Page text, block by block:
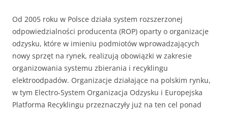
Od 2005 roku w Polsce działa system rozszerzonej
odpowiedzialności producenta (ROP) oparty o organizacje
odzysku, które w imieniu podmiotów wprowadzających
nowy sprzęt na rynek, realizują obowiązki w zakresie
organizowania systemu zbierania i recyklingu
elektroodpadów. Organizacje działające na polskim rynku,
w tym Electro-System Organizacja Odzysku i Europejska
Platforma Recyklingu przeznaczyły już na ten cel ponad